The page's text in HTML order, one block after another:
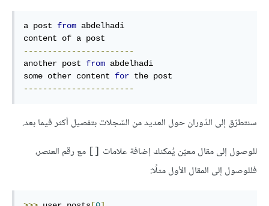
a post from abdelhadi
-----------------------
another post from abdelhadi
some other content for
-----------------------
سنتطرّق إلى الدّوران حول العديد من السّجلات بتفصيل أكثر فيما بعد.
للوصول إلى مقال معيّن يُمكنك إضافة علامات
مع رقم العنصر،
فللوصول إلى المقال الأول مثلًا: